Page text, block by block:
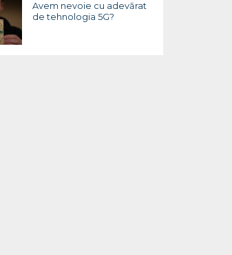
Avem nevoie cu adevărat
de tehnologia 5G?